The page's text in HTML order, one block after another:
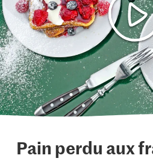
Pain perdu aux